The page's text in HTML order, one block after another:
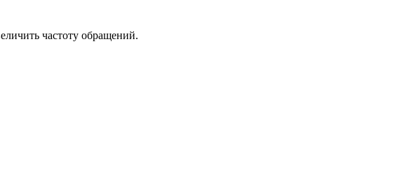
частоту обращений.